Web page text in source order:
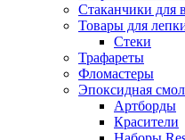
Стаканчики для
Товары для
Стеки
Трафареты
Фломастеры
Эпоксидная
Артборды
Красители